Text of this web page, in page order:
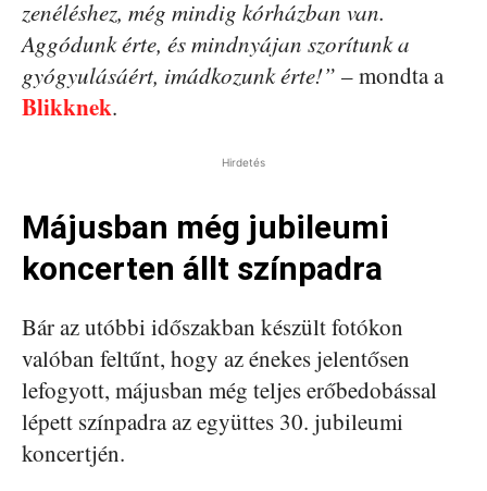
zenéléshez, még mindig kórházban van.
Aggódunk érte, és mindnyájan szorítunk a
gyógyulásáért, imádkozunk érte!” – mondta a
Blikknek.
Hirdetés
Májusban még jubileumi
koncerten állt színpadra
Bár az utóbbi időszakban készült fotókon
valóban feltűnt, hogy az énekes jelentősen
lefogyott, májusban még teljes erőbedobással
lépett színpadra az együttes 30. jubileumi
koncertjén.